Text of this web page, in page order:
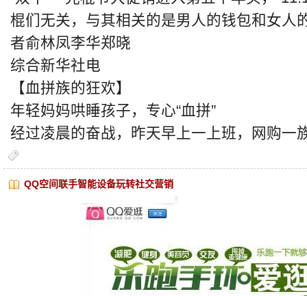
棍们无关，与其相关的是男人的钱包和女人
者俞林凤李华郑晓
综合新华社电
【血拼族的狂欢】
年轻妈妈哄睡孩子，专心“血拼”
经过凌晨的奋战，昨天早上一上班，网购一
QQ空间联手智能设备玩转社交营销